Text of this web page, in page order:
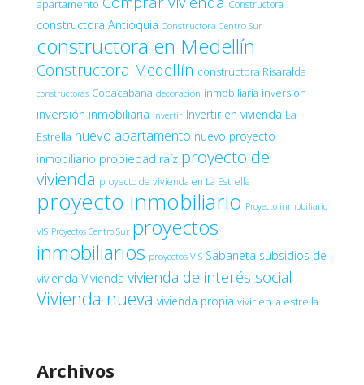
apartamento
Constructora
constructora Antioquia Constructora Centro Sur
constructora en Medellín
Constructora Medellín constructora Risaralda
constructoras Copacabana decoración inmobiliaria inversión
inversión inmobiliaria invertir Invertir en vivienda La
Estrella nuevo apartamento nuevo proyecto
inmobiliario propiedad raíz proyecto de
vivienda proyecto de vivienda en La Estrella
proyecto inmobiliario Proyecto inmobiliario
VIS Proyectos Centro Sur proyectos
inmobiliarios proyectos VIS Sabaneta subsidios de
vivienda Vivienda vivienda de interés social
Vivienda nueva vivienda propia vivir en la estrella
Archivos